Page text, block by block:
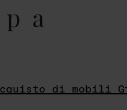
di mobili